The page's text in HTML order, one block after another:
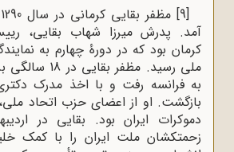
[9]
آمد. پدرش میرزا شهاب بقایی،
کرمان بود که در دورۀ چهارم به
ملی رسید. مظفر
به فرانسه رفت و با اخذ مدرک
بازگشت. او از اعضای حزب اتحاد
زحمتکشان ملت ایران را با کمک